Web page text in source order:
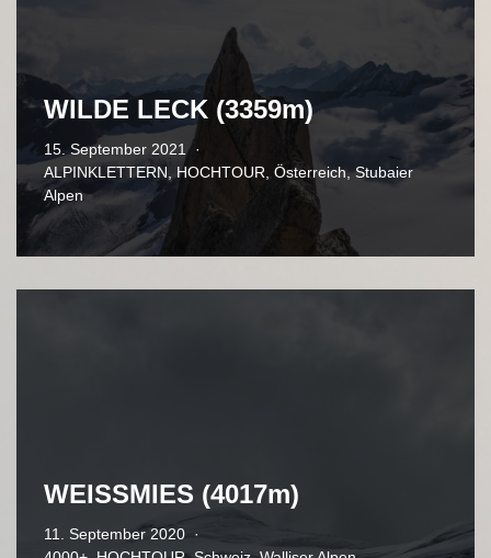
WILDE LECK (3359m)
15. September 2021
ALPINKLETTERN , HOCHTOUR, Österreich,Stubaier
Alpen
WEISSMIES (4017m)
11. September 2020